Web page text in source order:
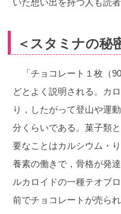
いた想い出を持つ人も読
＜スタミナの秘
「チョコレート１枚（
どとよく説明される。カ
り，したがって登山や運
分くらいである。菓子類
要なことはカルシウム・
養素の働きで，骨格が発
ルカロイドの一種テオブ
前でチョコレートが売ら